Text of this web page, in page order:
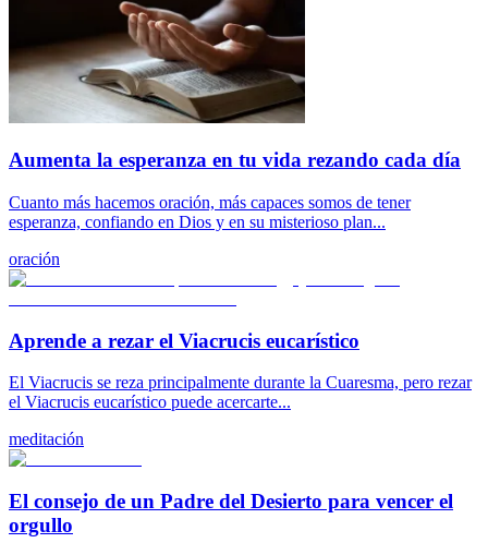
Aumenta la esperanza en tu vida rezando cada día
Cuanto más hacemos oración, más capaces somos de tener
esperanza, confiando en Dios y en su misterioso plan...
oración
Aprende a rezar el Viacrucis eucarístico
El Viacrucis se reza principalmente durante la Cuaresma, pero rezar
el Viacrucis eucarístico puede acercarte...
meditación
El consejo de un Padre del Desierto para vencer el
orgullo